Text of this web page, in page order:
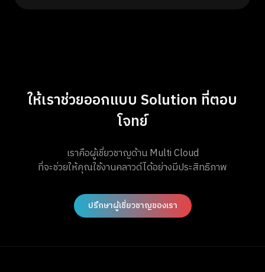
ให้เราช่วยออกแบบ Solution ที่ตอบ
โจทย์
เราคือผู้เชี่ยวชาญด้าน Multi Cloud
ที่จะช่วยให้คุณใช้งานคลาวด์ได้อย่างมีประสิทธิภาพ
ปรึกษาผู้เชี่ยวชาญของเรา